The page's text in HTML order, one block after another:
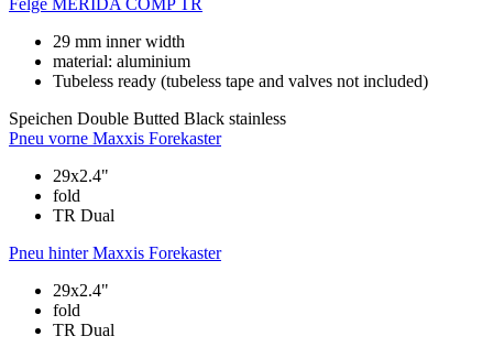
Felge MERIDA COMP TR
29 mm inner width
material: aluminium
Tubeless ready (tubeless tape and valves not included)
Speichen Double Butted Black stainless
Pneu vorne Maxxis Forekaster
29x2.4"
fold
TR Dual
Pneu hinter Maxxis Forekaster
29x2.4"
fold
TR Dual